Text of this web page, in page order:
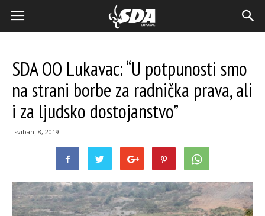
SDA OO Lukavac: “U potpunosti smo
na strani borbe za radnička prava, ali
i za ljudsko dostojanstvo”
svibanj 8, 2019